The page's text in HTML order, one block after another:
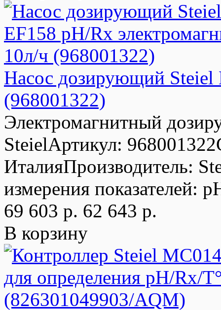
Насос дозирующий Steiel
(968001322)
Электромагнитный
SteielАртикул:
ИталияПроизводитель:
измерения показателей:
69 603 р. 62 643 р.
В корзину